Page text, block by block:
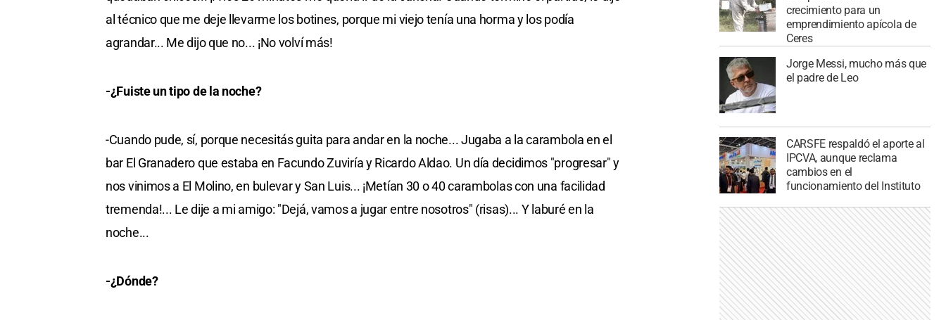
al técnico que me deje llevarme los botines, porque mi viejo tenía una horma y los podía
agrandar... Me dijo que no... ¡No volví más!
-¿Fuiste un tipo de la noche?
-Cuando pude, sí, porque necesitás guita para andar en la noche... Jugaba a la carambola en el
bar El Granadero que estaba en Facundo Zuviría y Ricardo Aldao. Un día decidimos "progresar" y
nos vinimos a El Molino, en bulevar y San Luis... ¡Metían 30 o 40 carambolas con una facilidad
tremenda!... Le dije a mi amigo: "Dejá, vamos a jugar entre nosotros" (risas)... Y laburé en la
noche...
-¿Dónde?
crecimiento para un
emprendimiento apícola de
Ceres
Jorge Messi, mucho más que
el padre de Leo
CARSFE respaldó el aporte al
IPCVA, aunque reclama
cambios en el
funcionamiento del Instituto